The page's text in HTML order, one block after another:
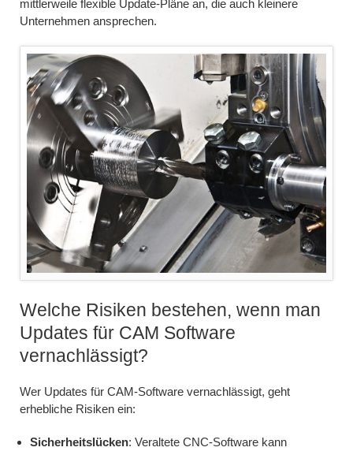
mittlerweile flexible Update-Pläne an, die auch kleinere
Unternehmen ansprechen.
Welche Risiken bestehen, wenn man
Updates für CAM Software
vernachlässigt?
Wer Updates für CAM-Software vernachlässigt, geht
erhebliche Risiken ein:
Sicherheitslücken: Veraltete CNC-Software kann